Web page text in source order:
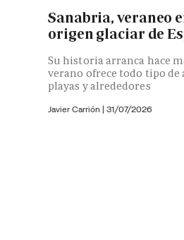
Sanabria, veraneo
origen glaciar de
Su historia arranca hace
verano ofrece todo tipo de
playas y alrededores
Javier Carrión | 31/07/2026